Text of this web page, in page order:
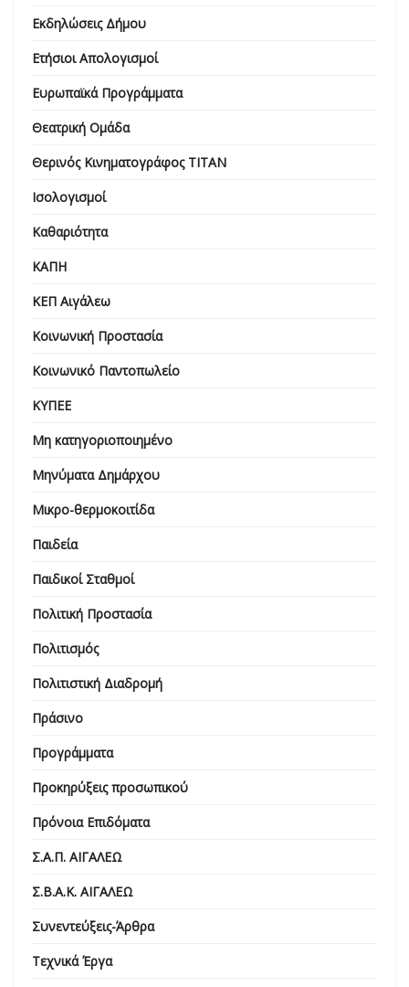
Εκδηλώσεις Δήμου
Ετήσιοι Απολογισμοί
Ευρωπαϊκά Προγράμματα
Θεατρική Ομάδα
Θερινός Κινηματογράφος ΤΙΤΑΝ
Ισολογισμοί
Καθαριότητα
ΚΑΠΗ
ΚΕΠ Αιγάλεω
Κοινωνική Προστασία
Κοινωνικό Παντοπωλείο
ΚΥΠΕΕ
Μη κατηγοριοποιημένο
Μηνύματα Δημάρχου
Μικρο-θερμοκοιτίδα
Παιδεία
Παιδικοί Σταθμοί
Πολιτική Προστασία
Πολιτισμός
Πολιτιστική Διαδρομή
Πράσινο
Προγράμματα
Προκηρύξεις προσωπικού
Πρόνοια Επιδόματα
Σ.Α.Π. ΑΙΓΑΛΕΩ
Σ.Β.Α.Κ. ΑΙΓΑΛΕΩ
Συνεντεύξεις-Άρθρα
Τεχνικά Έργα